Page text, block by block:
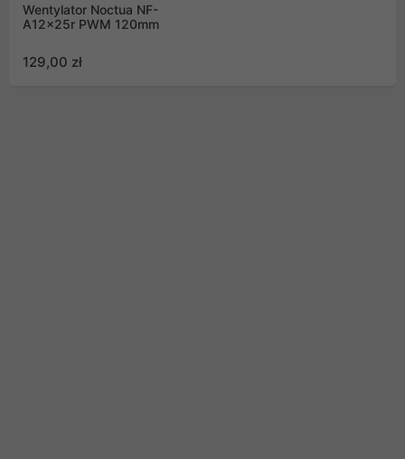
Wentylator Noctua NF-
A12x25r PWM 120mm
129,00 zł